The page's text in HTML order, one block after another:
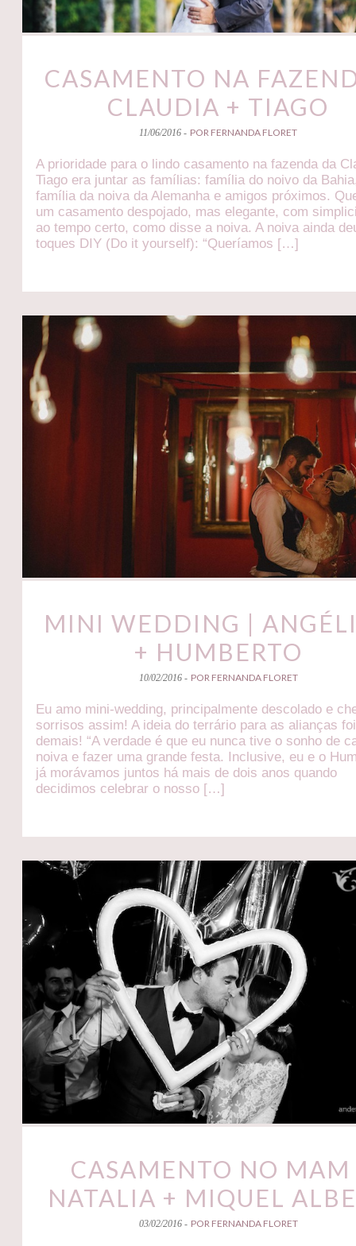
CASAMENTO NA
CLAUDIA + TIAGO
11/06/2016 - POR FERNANDA FLORET
A prioridade para o lindo casamento na fazenda da
Tiago era juntar as famílias: família do noivo da
família da noiva da Alemanha e amigos próximos.
um casamento despojado, mas elegante, com
ao tempo certo, como disse a noiva. A noiva ainda
toques DIY (Do it yourself): “Queríamos […]
MINI WEDDING |
+ HUMBERTO
10/02/2016 - POR FERNANDA FLORET
Eu amo mini-wedding, principalmente descolado e
sorrisos assim! A ideia do terrário para as alianças foi
demais! “A verdade é que eu nunca tive o sonho de
noiva e fazer uma grande festa. Inclusive, eu e o
já morávamos juntos há mais de dois anos quando
decidimos celebrar o nosso […]
CASAMENTO NO
NATALIA + MIQUEL
03/02/2016 - POR FERNANDA FLORET